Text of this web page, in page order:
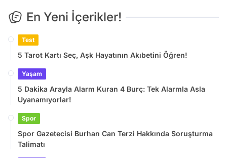
En Yeni İçerikler!
Test
5 Tarot Kartı Seç, Aşk Hayatının Akıbetini Öğren!
Yaşam
5 Dakika Arayla Alarm Kuran 4 Burç: Tek Alarmla Asla
Uyanamıyorlar!
Spor
Spor Gazetecisi Burhan Can Terzi Hakkında Soruşturma
Talimatı